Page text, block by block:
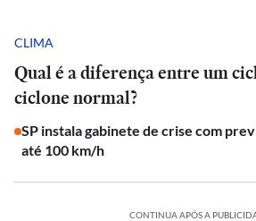
CLIMA
Qual é a diferença entre um
ciclone normal?
SP instala gabinete de crise com
até 100 km/h
CONTINUA APÓS A